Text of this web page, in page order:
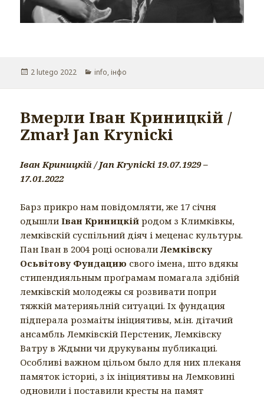
Opublikowano
2 lutego 2022 Kategorie
info, інфо
Вмерли Іван Криницкій /
Zmarł Jan Krynicki
Іван Криницкій / Jan Krynicki 19.07.1929 –
17.01.2022
Барз прикро нам повідомляти, же 17 січня
одышлиІван Криницкій родом з Климківкы,
лемківскій суспільний діяч і меценас культуры.
Пан Іван в 2004 році основалиЛемківску
Осьвітову Фундацию свого імена, што вдякы
стипендияльным проґрамам помагала здібній
лемківскій молодежы ся розвивати попри
тяжкій материяьлній ситуациі. Іх фундация
підперала розмаіты ініциятивы, м.ін. дітачий
ансамбль Лемківскій Перстеник, Лемківску
Ватру в Ждыни чи друкуваны публикациі.
Особливі важном цільом было для них плеканя
памяток істориі, з іх ініциятивы на Лемковині
одновили і поставили кресты на памят